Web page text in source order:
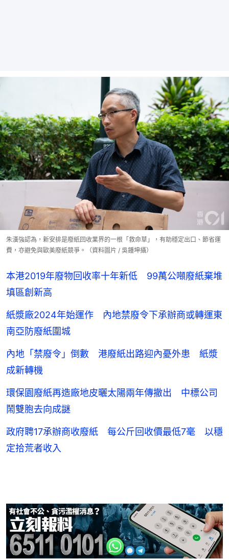
朱漢強認為，新安排是廢紙回收業界的一根「救命草」，有助穩定出口、節省運
費，亦避免與歐美廢紙競爭。（資料圖片 / 吳鍾坤攝）
本港2019年廢物回收率十年新低 99萬公噸廢紙棄堆
填區創新高
紙漿廠2024年始運作 內地禁廢令下承辦商或轉運東
南亞防廢紙圍城
內地「禁廢令」倒數 港廢紙出路迎內憂外患 紙漿
成新轉機
環保園廢紙再造廠地皮曬太陽兩年傳撤出 中標公司
鬧雙胞去向成謎
政府聘17承辦商收廢紙 每公斤回收價最低7毫 以穩
定拾荒者收入